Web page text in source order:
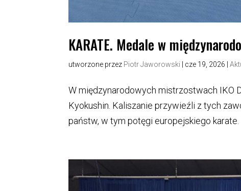
KARATE. Medale w
utworzone przez Piotr Jaworowski | cze 19, 2026 |
W międzynarodowych mistrzostwach IKO
Kyokushin. Kaliszanie przywieźli z tych
państw, w tym potęgi europejskiego karate.